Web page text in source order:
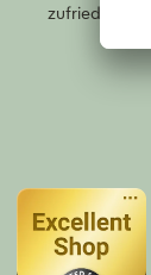
zufrieden?